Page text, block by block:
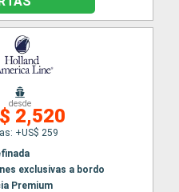
desde
2,520
+US$ 259
exclusivas a bordo
Premium